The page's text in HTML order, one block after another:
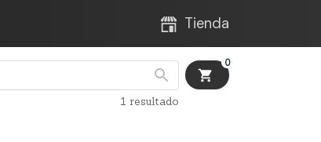
Tienda
1 resultado
0